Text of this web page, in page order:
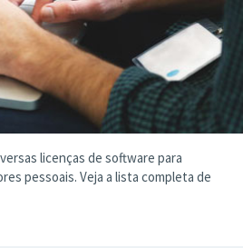
licenças de software para
pessoais. Veja a lista completa de